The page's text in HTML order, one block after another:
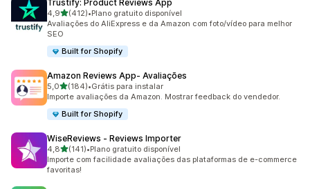
Trustify: Product Reviews App
4,9de 5 estrelas
(412)
412 avaliações ao todo
•Plano gratuito disponível
Avaliações do AliExpress e da Amazon com foto/vídeo para melhor
SEO
Built for Shopify
Amazon Reviews App‑ Avaliações
5,0de 5 estrelas
(184)
184 avaliações ao todo
•Grátis para instalar
Importe avaliações da Amazon. Mostrar feedback do vendedor.
Built for Shopify
WiseReviews ‑ Reviews Importer
4,8de 5 estrelas
(141)
141 avaliações ao todo
•Plano gratuito disponível
Importe com facilidade avaliações das plataformas de e-commerce
favoritas!